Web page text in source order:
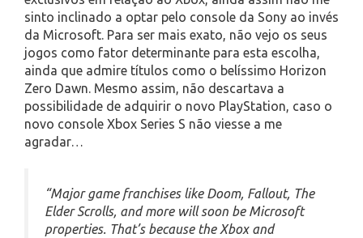
sinto inclinado a optar pelo console da Sony ao invés
da Microsoft. Para ser mais exato, não vejo os seus
jogos como fator determinante para esta escolha,
ainda que admire títulos como o belíssimo Horizon
Zero Dawn. Mesmo assim, não descartava a
possibilidade de adquirir o novo PlayStation, caso o
novo console Xbox Series S não viesse a me
agradar…
“Major game franchises like Doom, Fallout, The
Elder Scrolls, and more will soon be Microsoft
properties. That’s because the Xbox and